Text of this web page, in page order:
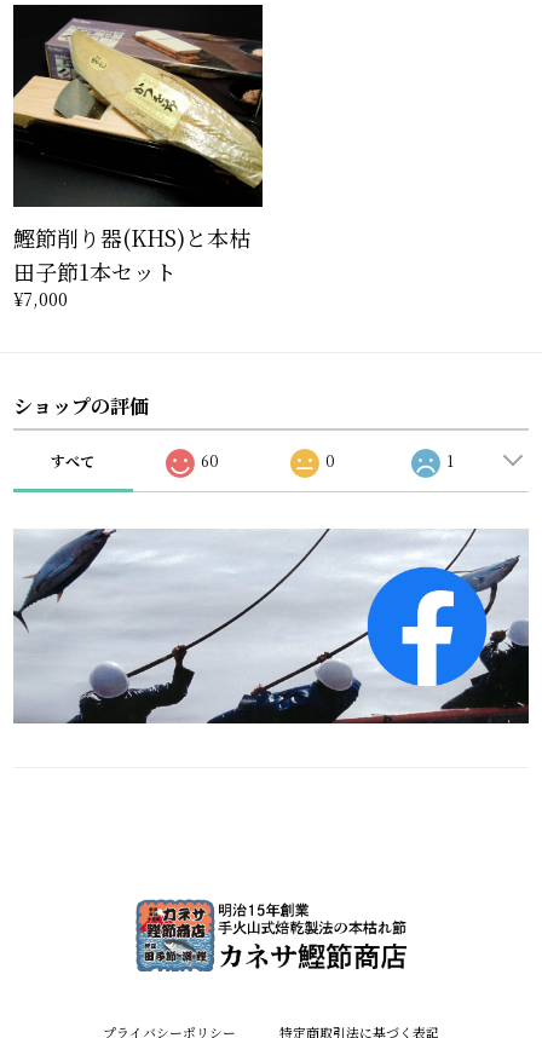
鰹節削り器(KHS)と本枯
田子節1本セット
¥7,000
ショップの評価
すべて 60 0 1
プライバシーポリシー 特定商取引法に基づく表記